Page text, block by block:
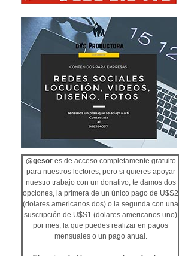
@gesores de acceso completamente gratuito
para nuestros lectores, pero si quieres apoyar
nuestro trabajo con un donativo, te damos dos
opciones, la primera de un único pago de U$S2
(dolares americanos dos) o la segunda con una
suscripción de U$S1 (dolares americanos uno)
por mes, la que puedes realizar en pagos
mensuales o un pago anual.